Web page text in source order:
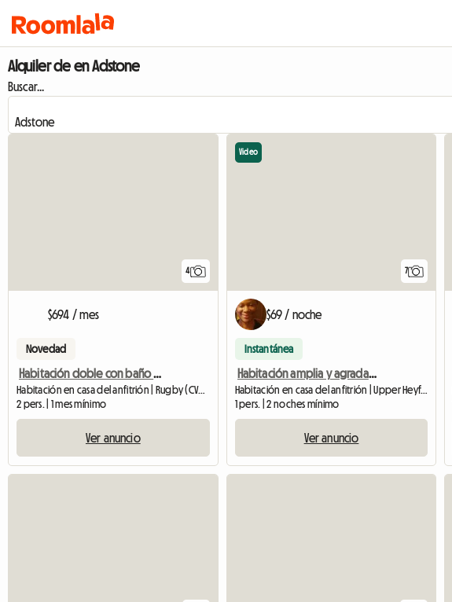
Alquiler de en Adstone
Buscar...
4
$694 / mes
Novedad
Habitación doble con baño privado
Habitación en casa del anfitrión | Rugby (CV21 1FJ)
2 pers. | 1 mes mínimo
Ver anuncio
7
Video
$69 / noche
Instantánea
Habitación amplia y agradable en casa compartida para una persona.
Habitación en casa del anfitrión | Upper Heyford (OX25 5TN) | 144 M2
1 pers. | 2 noches mínimo
Ver anuncio